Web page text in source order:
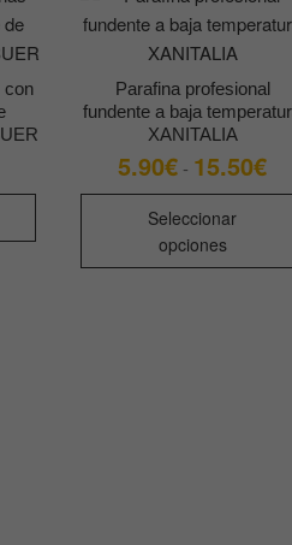
con
Parafina profesional
fundente a baja
XANITALIA
5.90€ - 15.50€de
Seleccionar
opciones